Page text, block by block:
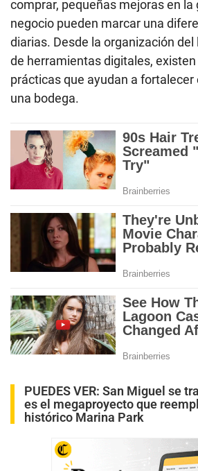
comprar, pequeñas mejoras en la
negocio pueden marcar una
diarias. Desde la organización
de herramientas digitales,
prácticas que ayudan a fortalecer
una bodega.
PUEDES VER: San Miguel se
es el megaproyecto que
histórico Marina Park